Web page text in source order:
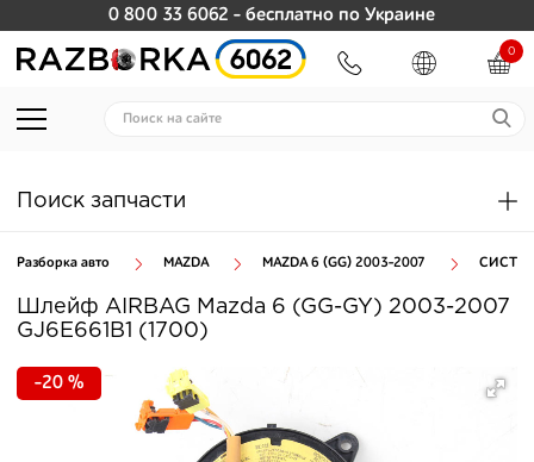
0 800 33 6062 - бесплатно по Украине
0
Поиск запчасти
Разборка авто MAZDA MAZDA 6 (GG) 2003-2007
Шлейф AIRBAG Mazda 6 (GG-GY) 2003-2007
GJ6E661B1 (1700)
-20 %